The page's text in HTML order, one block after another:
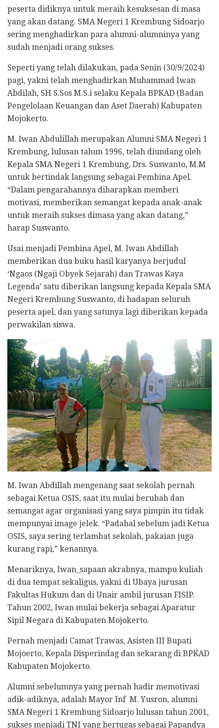
peserta didiknya untuk meraih kesuksesan di masa
yang akan datang. SMA Negeri 1 Krembung Sidoarjo
sering menghadirkan para alumni-alumninya yang
sudah menjadi orang sukses.
Seperti yang telah dilakukan, pada Senin (30/9/2024)
pagi, yakni telah menghadirkan Muhammad Iwan
Abdilah, SH S.Sos M.S.i selaku Kepala BPKAD (Badan
Pengelolaan Keuangan dan Aset Daerah) Kabupaten
Mojokerto.
M. Iwan Abdulillah merupakan Alumni SMA Negeri 1
Krembung, lulusan tahun 1996, telah diundang oleh
Kepala SMA Negeri 1 Krembung, Drs. Suswanto, M.M
untuk bertindak langsung sebagai Pembina Apel.
“Dalam pengarahannya diharapkan memberi
motivasi, memberikan semangat kepada anak-anak
untuk meraih sukses dimasa yang akan datang,”
harap Suswanto.
Usai menjadi Pembina Apel, M. Iwan Abdillah
memberikan dua buku hasil karyanya berjudul
‘Ngaos (Ngaji Obyek Sejarah) dan Trawas Kaya
Legenda’ satu diberikan langsung kepada Kepala SMA
Negeri Krembung Suswanto, di hadapan seluruh
peserta apel, dan yang satunya lagi diberikan kepada
perwakilan siswa.
M. Iwan Abdillah mengenang saat sekolah pernah
sebagai Ketua OSIS, saat itu mulai berubah dan
semangat agar organisasi yang saya pimpin itu tidak
mempunyai image jelek. “Padahal sebelum jadi Ketua
OSIS, saya sering terlambat sekolah, pakaian juga
kurang rapi,” kenannya.
Menariknya, Iwan_sapaan akrabnya, mampu kuliah
di dua tempat sekaligus, yakni di Ubaya jurusan
Fakultas Hukum dan di Unair ambil jurusan FISIP.
Tahun 2002, Iwan mulai bekerja sebagai Aparatur
Sipil Negara di Kabupaten Mojokerto.
Pernah menjadi Camat Trawas, Asisten III Bupati
Mojoerto, Kepala Disperindag dan sekarang di BPKAD
Kabupaten Mojokerto.
Alumni sebelumnya yang pernah hadir memotivasi
adik-adiknya, adalah Mayor Inf M. Yusron, alumni
SMA Negeri 1 Krembung Sidoarjo lulusan tahun 2001,
sukses menjadi TNI yang bertugas sebagai Papandya